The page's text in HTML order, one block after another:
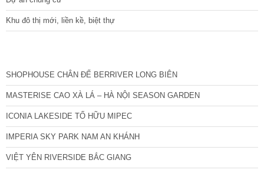
Khu đô thị mới, liền kề, biệt thự
SHOPHOUSE CHÂN ĐẾ BERRIVER LONG BIÊN
MASTERISE CAO XÀ LÁ – HÀ NỘI SEASON GARDEN
ICONIA LAKESIDE TỐ HỮU MIPEC
IMPERIA SKY PARK NAM AN KHÁNH
VIỆT YÊN RIVERSIDE BẮC GIANG